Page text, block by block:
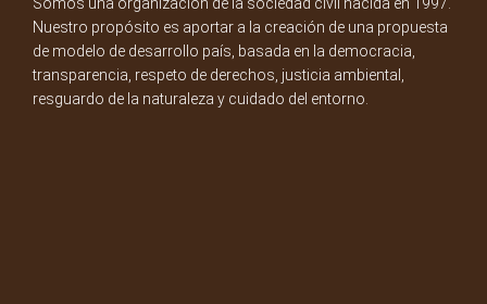
Somos una organización de la sociedad civil nacida en 1997.
Nuestro propósito es aportar a la creación de una propuesta
de modelo de desarrollo país, basada en la democracia,
transparencia, respeto de derechos, justicia ambiental,
resguardo de la naturaleza y cuidado del entorno.